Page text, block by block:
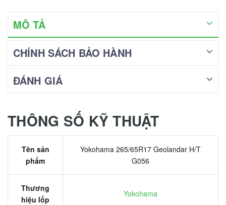
MÔ TẢ
CHÍNH SÁCH BẢO HÀNH
ĐÁNH GIÁ
THÔNG SỐ KỸ THUẬT
Tên sản
phẩm
Yokohama 265/65R17 Geolandar H/T
G056
Thương
hiệu lốp
Yokohama